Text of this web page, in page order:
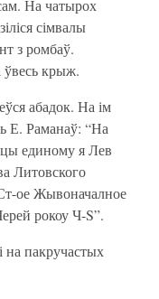
На чатырох
сімвалы
з ромбаў.
крыж.
абадок. На ім
Е. Раманаў: “На
единому я Лев
Литовского
ое Жывоначалное
рокоу Ч-S”.
на пакручастых